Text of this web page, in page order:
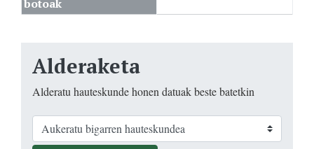
botoak
Alderaketa
Alderatu hauteskunde honen datuak beste batetkin